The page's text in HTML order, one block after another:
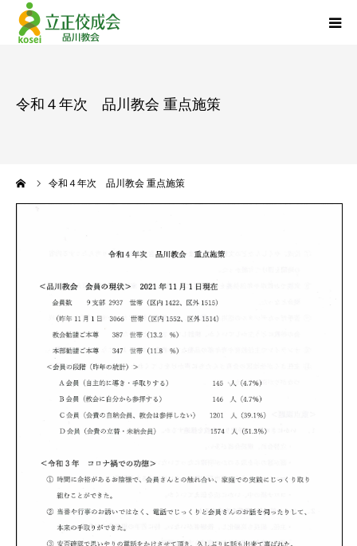
令和４年次 品川教会 重点施策
令和４年次 品川教会 重点施策
『退任のご挨拶』
立正佼成会について
お問い合わせ